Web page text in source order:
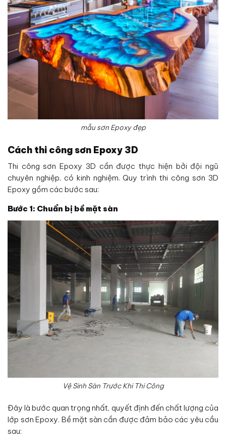
mẫu sơn Epoxy đẹp
Cách thi công sơn Epoxy 3D
Thi công sơn Epoxy 3D cần được thực hiện bởi đội ngũ
chuyên nghiệp, có kinh nghiệm. Quy trình thi công sơn 3D
Epoxy gồm các bước sau:
Bước 1: Chuẩn bị bề mặt sàn
Vệ Sinh Sàn Trước Khi Thi Công
Đây là bước quan trọng nhất, quyết định đến chất lượng của
lớp sơn Epoxy. Bề mặt sàn cần được đảm bảo các yêu cầu
sau: